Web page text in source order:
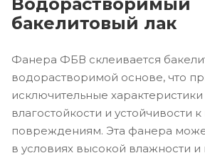
бакелитовый лак
Фанера ФБВ склеивается
водорастворимой основе, что
исключительные характеристики
влагостойкости и устойчивости
повреждениям. Эта фанера
в условиях высокой влажности